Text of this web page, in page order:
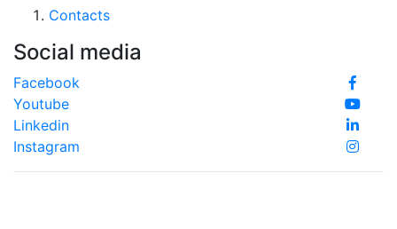
Contacts
Social media
Facebook
Youtube
Linkedin
Instagram